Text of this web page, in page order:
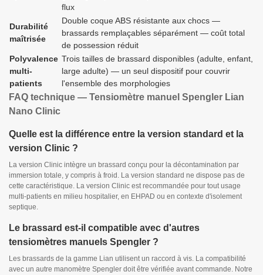
flux
Durabilité
maîtrisée
Double coque ABS résistante aux chocs —
brassards remplaçables séparément — coût total
de possession réduit
Polyvalence
multi-
patients
Trois tailles de brassard disponibles (adulte, enfant,
large adulte) — un seul dispositif pour couvrir
l'ensemble des morphologies
FAQ technique — Tensiomètre manuel Spengler Lian
Nano Clinic
Quelle est la différence entre la version standard et la
version Clinic ?
La version Clinic intègre un brassard conçu pour la décontamination par
immersion totale, y compris à froid. La version standard ne dispose pas de
cette caractéristique. La version Clinic est recommandée pour tout usage
multi-patients en milieu hospitalier, en EHPAD ou en contexte d'isolement
septique.
Le brassard est-il compatible avec d'autres
tensiomètres manuels Spengler ?
Les brassards de la gamme Lian utilisent un raccord à vis. La compatibilité
avec un autre manomètre Spengler doit être vérifiée avant commande. Notre